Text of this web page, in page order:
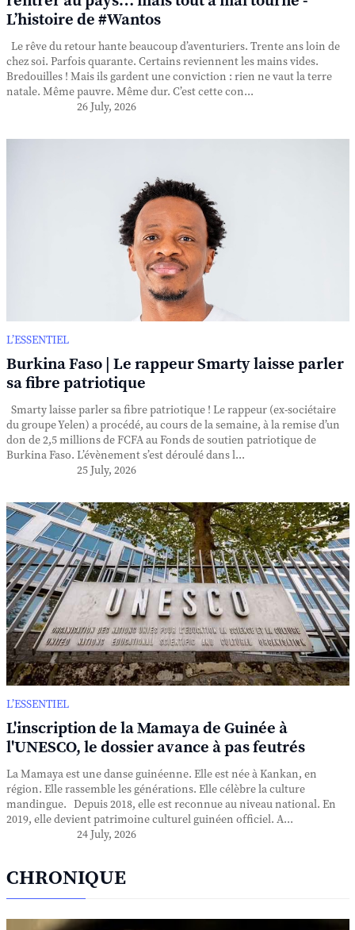
L’histoire de #Wantos
Le rêve du retour hante beaucoup d’aventuriers. Trente ans loin de
chez soi. Parfois quarante. Certains reviennent les mains vides.
Bredouilles ! Mais ils gardent une conviction : rien ne vaut la terre
natale. Même pauvre. Même dur. C’est cette con...
26 July, 2026
L’ESSENTIEL
Burkina Faso | Le rappeur Smarty laisse parler
sa fibre patriotique
Smarty laisse parler sa fibre patriotique ! Le rappeur (ex-sociétaire
du groupe Yelen) a procédé, au cours de la semaine, à la remise d’un
don de 2,5 millions de FCFA au Fonds de soutien patriotique de
Burkina Faso. L’évènement s’est déroulé dans l...
25 July, 2026
L’ESSENTIEL
L'inscription de la Mamaya de Guinée à
l'UNESCO, le dossier avance à pas feutrés
La Mamaya est une danse guinéenne. Elle est née à Kankan, en
région. Elle rassemble les générations. Elle célèbre la culture
mandingue. Depuis 2018, elle est reconnue au niveau national. En
2019, elle devient patrimoine culturel guinéen officiel. A...
24 July, 2026
CHRONIQUE